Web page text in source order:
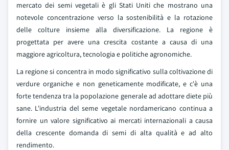
mercato dei semi vegetali è gli Stati Uniti che mostrano una
notevole concentrazione verso la sostenibilità e la rotazione
delle colture insieme alla diversificazione. La regione è
progettata per avere una crescita costante a causa di una
maggiore agricoltura, tecnologia e politiche agronomiche.
La regione si concentra in modo significativo sulla coltivazione di
verdure organiche e non geneticamente modificate, e c'è una
forte tendenza tra la popolazione generale ad adottare diete più
sane. L'industria del seme vegetale nordamericano continua a
fornire un valore significativo ai mercati internazionali a causa
della crescente domanda di semi di alta qualità e ad alto
rendimento.